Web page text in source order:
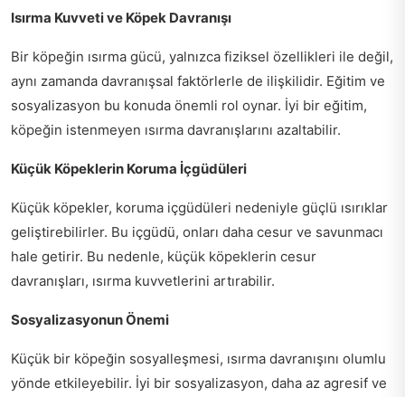
Isırma Kuvveti ve Köpek Davranışı
Bir köpeğin ısırma gücü, yalnızca fiziksel özellikleri ile değil,
aynı zamanda davranışsal faktörlerle de ilişkilidir. Eğitim ve
sosyalizasyon bu konuda önemli rol oynar. İyi bir eğitim,
köpeğin istenmeyen ısırma davranışlarını azaltabilir.
Küçük Köpeklerin Koruma İçgüdüleri
Küçük köpekler, koruma içgüdüleri nedeniyle güçlü ısırıklar
geliştirebilirler. Bu içgüdü, onları daha cesur ve savunmacı
hale getirir. Bu nedenle, küçük köpeklerin cesur
davranışları, ısırma kuvvetlerini artırabilir.
Sosyalizasyonun Önemi
Küçük bir köpeğin sosyalleşmesi, ısırma davranışını olumlu
yönde etkileyebilir. İyi bir sosyalizasyon, daha az agresif ve